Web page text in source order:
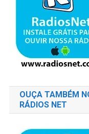
OUÇA TAMBÉM
RÁDIOS NET